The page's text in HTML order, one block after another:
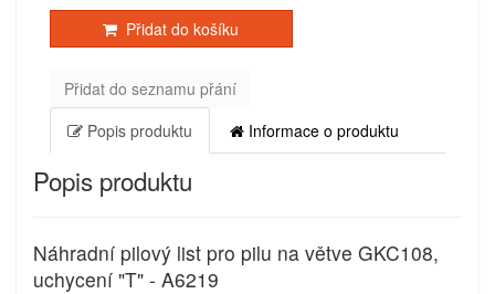
Přidat do košíku
Přidat do seznamu přání
Popis produktu
Informace o produktu
Popis produktu
Náhradní pilový list pro pilu na větve GKC108,
uchycení "T" - A6219